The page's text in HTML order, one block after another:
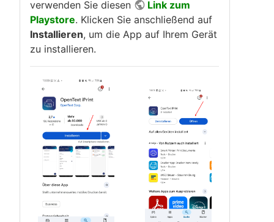
verwenden Sie diesen
Link zum
Playstore. Klicken Sie anschließend auf
Installieren, um die App auf Ihrem Gerät
zu installieren.